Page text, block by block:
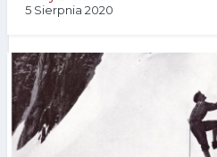
5 Sierpnia 2020